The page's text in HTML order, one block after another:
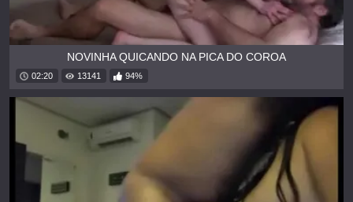
NOVINHA QUICANDO NA PICA DO COROA
02:20 13141 94%